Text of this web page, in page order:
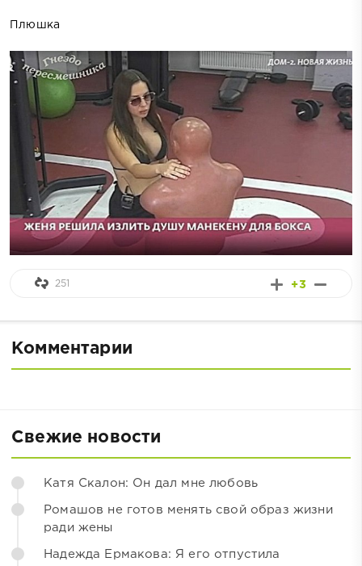
Плюшка
+3
251
Комментарии
Свежие новости
Катя Скалон: Он дал мне любовь
Ромашов не готов менять свой образ жизни
ради жены
Надежда Ермакова: Я его отпустила